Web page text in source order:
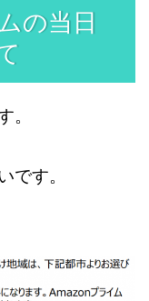
の当日
。
です。